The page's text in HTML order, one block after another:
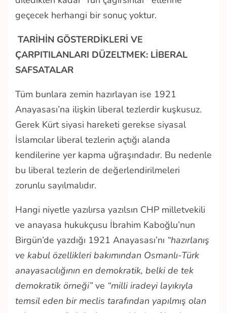
geçecek herhangi bir sonuç yoktur.
TARİHİN GÖSTERDİKLERİ VE
ÇARPITILANLARI DÜZELTMEK: LİBERAL
SAFSATALAR
Tüm bunlara zemin hazırlayan ise 1921
Anayasası’na ilişkin liberal tezlerdir kuşkusuz.
Gerek Kürt siyasi hareketi gerekse siyasal
İslamcılar liberal tezlerin açtığı alanda
kendilerine yer kapma uğraşındadır. Bu nedenle
bu liberal tezlerin de değerlendirilmeleri
zorunlu sayılmalıdır.
Hangi niyetle yazılırsa yazılsın CHP milletvekili
ve anayasa hukukçusu İbrahim Kaboğlu’nun
Birgün’de yazdığı 1921 Anayasası’nı “hazırlanış
ve kabul özellikleri bakımından Osmanlı-Türk
anayasacılığının en demokratik, belki de tek
demokratik örneği” ve “milli iradeyi layıkıyla
temsil eden bir meclis tarafından yapılmış olan